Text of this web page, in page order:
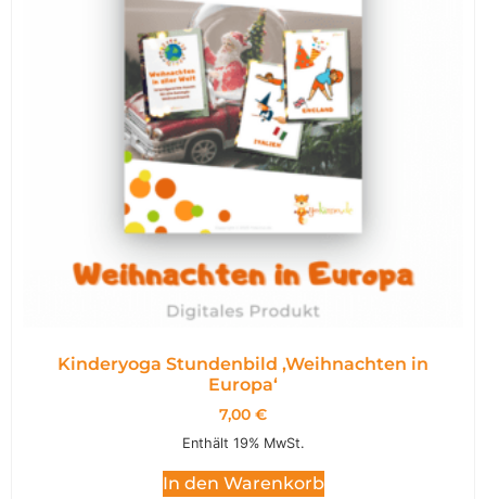
Kinderyoga Stundenbild ,Weihnachten in
Europa‘
7,00 €
Enthält 19% MwSt.
In den Warenkorb